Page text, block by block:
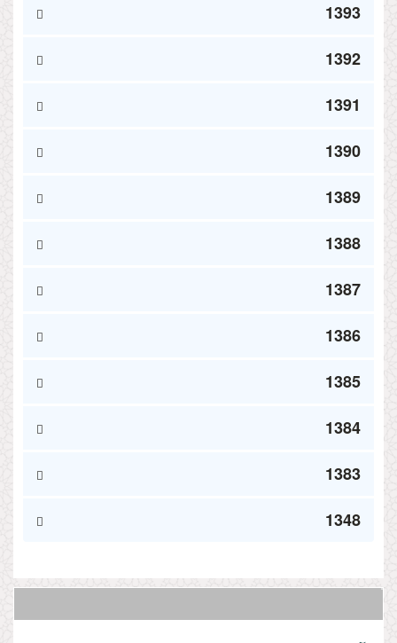
1393
1392
1391
1390
1389
1388
1387
1386
1385
1384
1383
1348